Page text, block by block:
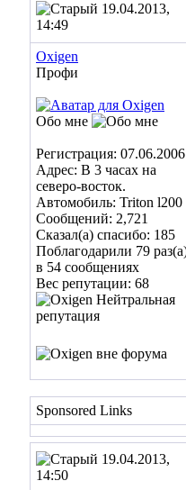
19.04.2013,
14:49
Oxigen
Профи
Обо мне
Регистрация: 07.06.2006
Адрес: В 3 часах на
северо-восток.
Автомобиль: Triton l200
Сообщений: 2,721
Сказал(а) спасибо: 185
Поблагодарили 79
в 54 сообщениях
Вес репутации: 68
Sponsored Links
19.04.2013,
14:50